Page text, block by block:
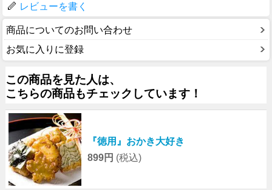
レビューを書く
商品についてのお問い合わせ
お気に入りに登録
この商品を見た人は、
こちらの商品もチェックしています！
『徳用』おかき大好き
899円 (税込)